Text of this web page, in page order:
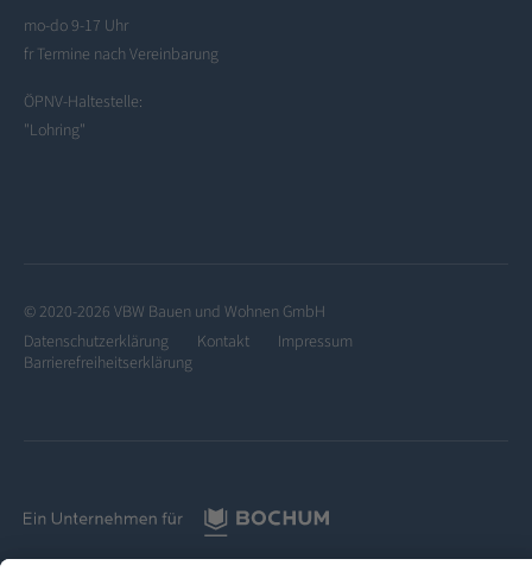
mo-do 9-17 Uhr
fr Termine nach Vereinbarung
ÖPNV-Haltestelle:
"Lohring"
© 2020-2026 VBW Bauen und Wohnen GmbH
Datenschutzerklärung
Kontakt
Impressum
Barrierefreiheitserklärung